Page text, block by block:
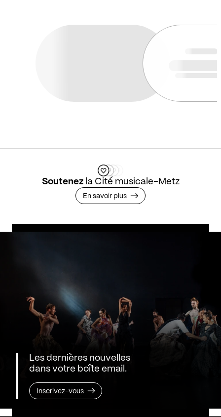
Soutenezla Cité musicale-Metz
En savoir plus
Les dernières nouvelles
dans votre boîte email.
Inscrivez-vous